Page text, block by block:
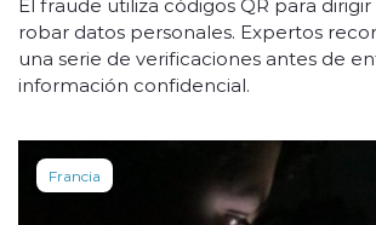
robar datos personales. Expertos
una serie de verificaciones antes de
información confidencial.
Francia